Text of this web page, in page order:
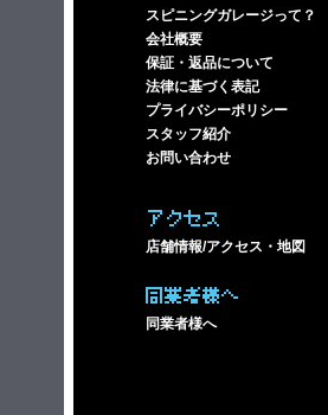
スピニングガレージって？
会社概要
保証・返品について
法律に基づく表記
プライバシーポリシー
スタッフ紹介
お問い合わせ
アクセス
店舗情報/アクセス・地図
同業者様へ
同業者様へ